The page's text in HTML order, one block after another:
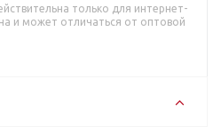
только для интернет-
и может отличаться от оптовой